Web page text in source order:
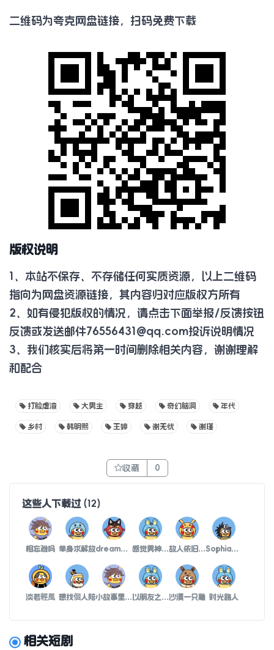
二维码为夸克网盘链接，扫码免费下载
版权说明
1、本站不保存、不存储任何实质资源，以上二维码
指向为网盘资源链接，其内容归对应版权方所有
2、如有侵犯版权的情况，请点击下面举报/反馈按钮
反馈或发送邮件76556431@qq.com投诉说明情况
3、我们核实后将第一时间删除相关内容，谢谢理解
和配合
打脸虐渣 大男主 穿越 奇幻脑洞 年代
乡村 韩明熙 王婷 谢无忧 谢瑾
收藏 0
这些人下载过(12)
相忘难吗 单身求解放 dreamer梦想家 感觉男神的身上有wifi 故人依旧可你已走 Sophia智慧
淡若輕風 想找個人陪 小故事里的海 以朋友之名深爱占有不分手沙漠一只雕 时光路人
相关短剧